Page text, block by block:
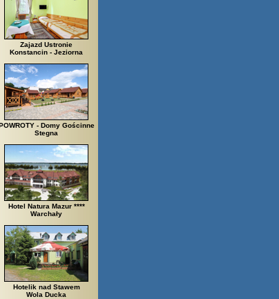
Zajazd Ustronie
Konstancin - Jeziorna
- Domy Gościnne
Stegna
Hotel Natura Mazur ****
Warchały
Hotelik nad Stawem
Wola Ducka